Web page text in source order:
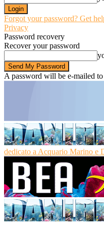
Forgot your password? Get
Privacy
Password recovery
Recover your password
A password will be e-mailed
dedicato a Acquario Marino e